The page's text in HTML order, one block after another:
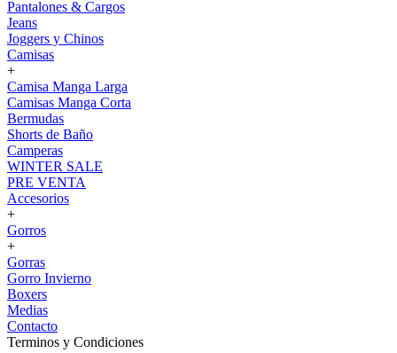
Pantalones & Cargos
Jeans
Joggers y Chinos
Camisas
+
Camisa Manga Larga
Camisas Manga Corta
Bermudas
Shorts de Baño
Camperas
WINTER SALE
PRE VENTA
Accesorios
+
Gorros
+
Gorras
Gorro Invierno
Boxers
Medias
Contacto
Terminos y Condiciones